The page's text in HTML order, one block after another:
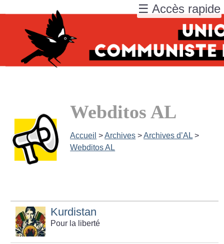
Webditos AL
Accueil >Archives >Archives d’AL >
Webditos AL
Kurdistan
Pour la liberté
☰ Accès rapide